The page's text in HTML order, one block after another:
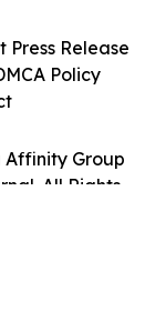
Affinity Group
All Rights
Press Release
Policy